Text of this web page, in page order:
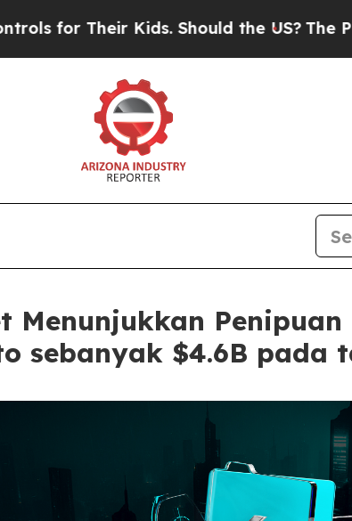
Kids. Should the US?The
Menunjukkan
sebanyak $4.6B pada